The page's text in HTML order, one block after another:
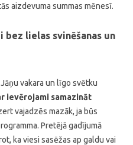
aizdevuma summas mēnesī.
lielas svinēšanas un
Jāņu vakara un līgo svētku
ievērojami samazināt
vajadzēs mazāk, ja būs
Pretējā gadījumā
ka viesi sasēžas ap galdu vai